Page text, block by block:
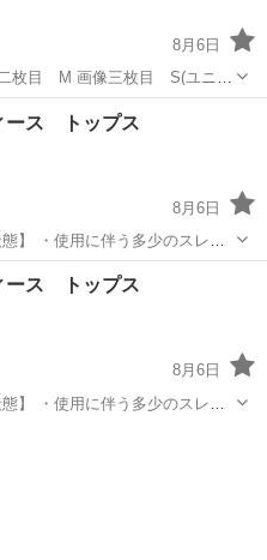
8月6日
枚目 M 画像三枚目 S(ユニク
。 ご理解いただける方にお譲
服/ファッション
ース トップス
8月6日
す ・詳細は現地でご確認くだ
了承願います ※中古品のため、
ース トップス
8月6日